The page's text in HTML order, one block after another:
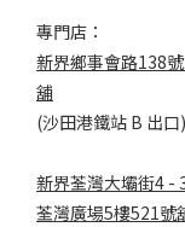
專門店：
新界鄉事會路138
舖
(沙田港鐵站 B 出口)
新界荃灣大壩街4 -
荃灣廣場5樓521號